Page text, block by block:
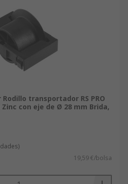
transportador RS PRO
con eje de Ø 28 mm Brida,
19,59 €/bolsa